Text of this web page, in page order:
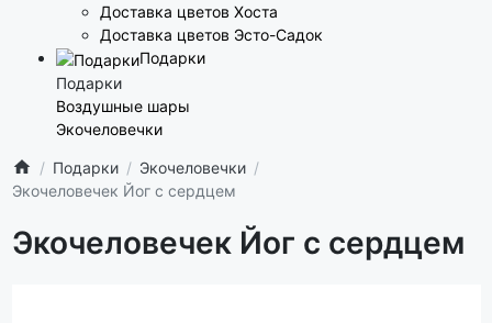
Доставка цветов Хоста
Доставка цветов Эсто-Садок
Подарки
Подарки
Воздушные шары
Экочеловечки
Подарки
Экочеловечки
Экочеловечек Йог с сердцем
Экочеловечек Йог с сердцем